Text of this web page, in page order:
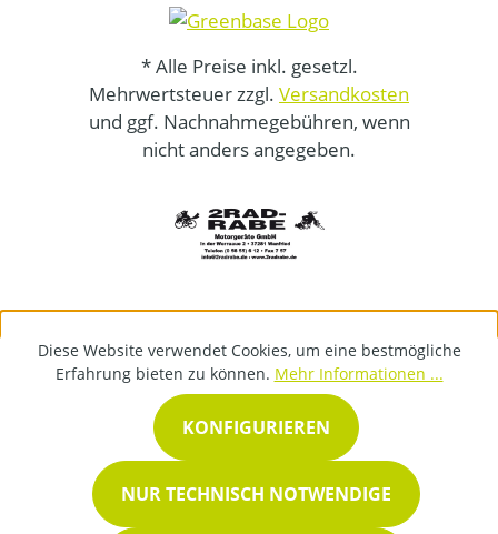
* Alle Preise inkl. gesetzl.
Mehrwertsteuer zzgl. Versandkosten
und ggf. Nachnahmegebühren, wenn
nicht anders angegeben.
Diese Website verwendet Cookies, um eine bestmögliche
Erfahrung bieten zu können. Mehr Informationen ...
NUR TECHNISCH NOTWENDIGE
KONFIGURIEREN